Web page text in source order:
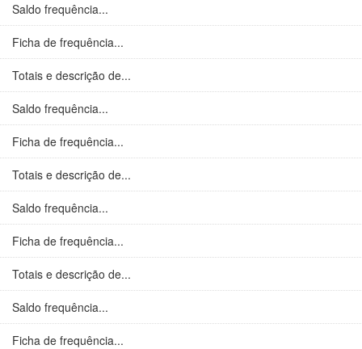
Saldo frequência...
Ficha de frequência...
Totais e descrição de...
Saldo frequência...
Ficha de frequência...
Totais e descrição de...
Saldo frequência...
Ficha de frequência...
Totais e descrição de...
Saldo frequência...
Ficha de frequência...